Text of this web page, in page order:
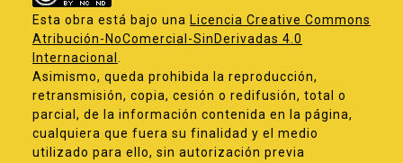
Esta obra está bajo una Licencia Creative Commons
Atribución-NoComercial-SinDerivadas 4.0
Internacional .
Asimismo, queda prohibida la reproducción,
retransmisión, copia, cesión o redifusión, total o
parcial, de la información contenida en la página,
cualquiera que fuera su finalidad y el medio
utilizado para ello, sin autorización previa